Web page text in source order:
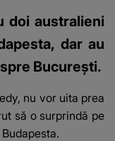
doi australieni
dar au
București.
nu vor uita prea
să o surprindă pe
.